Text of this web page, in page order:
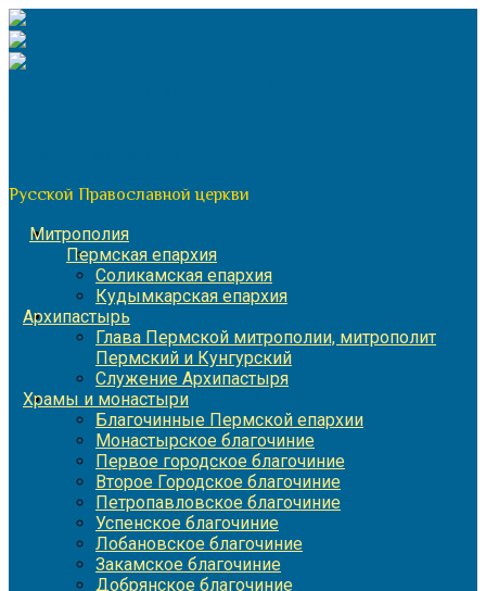
Перейти
к
содержимому
Русской Православной церкви
Митрополия
Пермская епархия
Соликамская епархия
Кудымкарская епархия
Архипастырь
Глава Пермской митрополии, митрополит
Пермский и Кунгурский
Служение Архипастыря
Храмы и монастыри
Благочинные Пермской епархии
Монастырское благочиние
Первое городское благочиние
Второе Городское благочиние
Петропавловское благочиние
Успенское благочиние
Лобановское благочиние
Закамское благочиние
Добрянское благочиние